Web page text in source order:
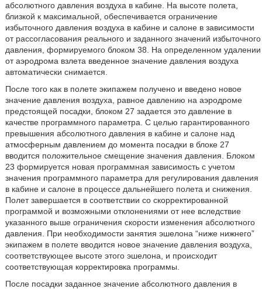
абсолютного давления воздуха в кабине. На высоте полета,
близкой к максимальной, обеспечивается ограничение
избыточного давления воздуха в кабине и салоне в зависимости
от рассогласования реального и заданного значений избыточного
давления, формируемого блоком 38. На определенном удалении
от аэродрома взлета введенное значение давления воздуха
автоматически снимается.
После того как в полете экипажем получено и введено новое
значение давления воздуха, равное давлению на аэродроме
предстоящей посадки, блоком 27 задается это давление в
качестве программного параметра. С целью гарантированного
превышения абсолютного давления в кабине и салоне над
атмосферным давлением до момента посадки в блоке 27
вводится положительное смещение значения давления. Блоком
23 формируется новая программная зависимость с учетом
значения программного параметра для регулирования давления
в кабине и салоне в процессе дальнейшего полета и снижения.
Полет завершается в соответствии со скорректированной
программой и возможными отклонениями от нее вследствие
указанного выше ограничения скорости изменения абсолютного
давления. При необходимости занятия эшелона “ниже нижнего”
экипажем в полете вводится новое значение давления воздуха,
соответствующее высоте этого эшелона, и происходит
соответствующая корректировка программы.
После посадки заданное значение абсолютного давления в